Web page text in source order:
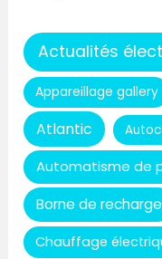
Actualités
Appareillage gallery
Atlantic
Automatisme de
Borne de recharge
Chauffage